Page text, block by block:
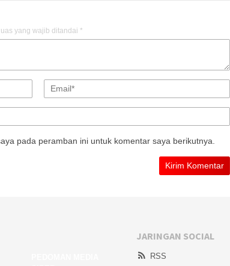
yang wajib ditandai *
pada peramban ini untuk komentar saya berikutnya.
JARINGAN SOCIAL
RSS